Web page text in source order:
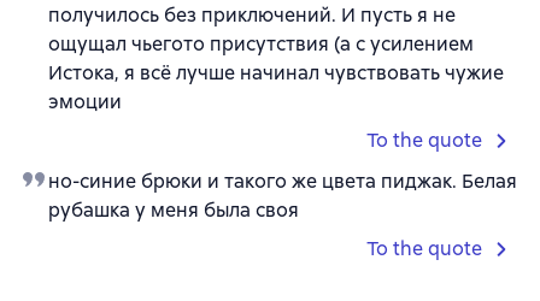
получилось без приключений. И пусть я не
ощущал чьегото присутствия (а с усилением
Истока, я всё лучше начинал чувствовать чужие
эмоции
To the quote
но-синие брюки и такого же цвета пиджак. Белая
рубашка у меня была своя
To the quote